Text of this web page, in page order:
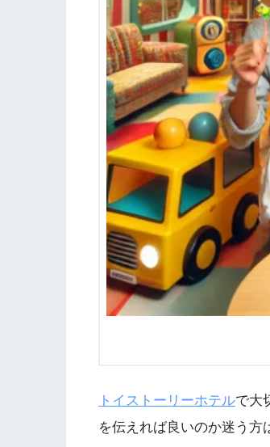
トイストーリーホテルで大
を伝えれば良いのか迷う方